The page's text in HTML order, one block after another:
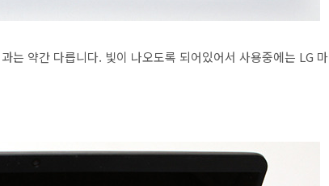
는 약간 다릅니다. 빛이 나오도록 되어있어서 사용중에는 LG 마